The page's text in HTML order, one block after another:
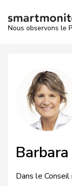
Nous observons le
Dans le